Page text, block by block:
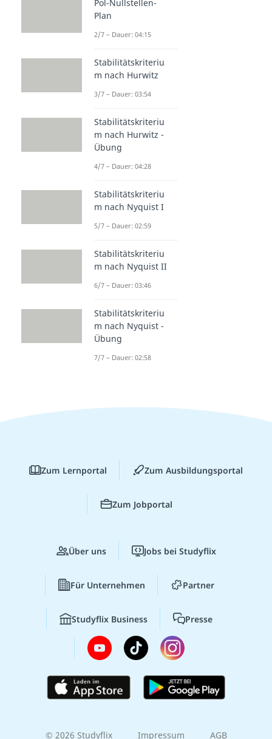
Pol-Nullstellen-
Plan
2/7 – Dauer: 04:15
Stabilitätskriteriu
m nach Hurwitz
3/7 – Dauer: 03:54
Stabilitätskriteriu
m nach Hurwitz -
Übung
4/7 – Dauer: 04:28
Stabilitätskriteriu
m nach Nyquist I
5/7 – Dauer: 02:59
Stabilitätskriteriu
m nach Nyquist II
6/7 – Dauer: 03:46
Stabilitätskriteriu
m nach Nyquist -
Übung
7/7 – Dauer: 02:58
Zum Lernportal Zum Ausbildungsportal
Zum Jobportal
Über uns Jobs bei Studyflix
Für Unternehmen Partner
Studyflix Business Presse
© 2026 Studyflix Impressum AGB